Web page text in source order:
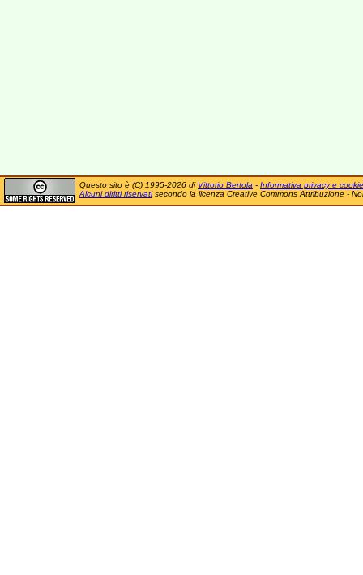
Questo sito è (C) 1995-2026 di Vittorio Bertola - Informativa privacy e cookie
Alcuni diritti riservatisecondo la licenza Creative Commons Attribuzione -